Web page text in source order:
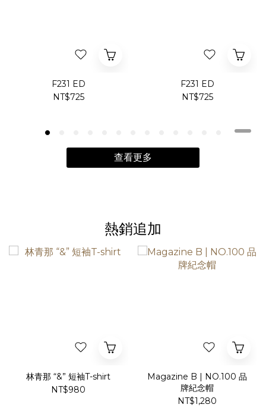
F231 ED
NT$725
F231 ED
NT$725
查看更多
熱銷追加
林青那 “&” 短袖T-shirt
NT$980
Magazine B | NO.100 品
牌紀念帽
NT$1,280